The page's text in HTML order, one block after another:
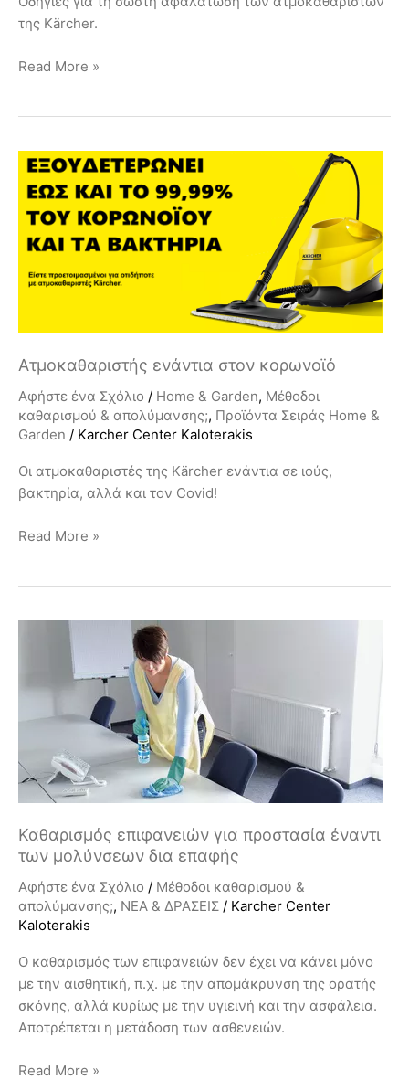
της Kärcher.
Read More »
Ατμοκαθαριστής ενάντια στον κορωνοϊό
Αφήστε ένα Σχόλιο / Home & Garden, Μέθοδοι
καθαρισμού & απολύμανσης;, Προϊόντα Σειράς Home &
Garden / Karcher Center Kaloterakis
Οι ατμοκαθαριστές της Kärcher ενάντια σε ιούς,
βακτηρία, αλλά και τον Covid!
Ατμοκαθαριστής
ενάντια
στον
κορωνοϊό
Read More »
Καθαρισμός επιφανειών για προστασία έναντι
των μολύνσεων δια επαφής
Αφήστε ένα Σχόλιο / Μέθοδοι καθαρισμού &
απολύμανσης;, ΝΕΑ & ΔΡΑΣΕΙΣ / Karcher Center
Kaloterakis
Ο καθαρισμός των επιφανειών δεν έχει να κάνει μόνο
με την αισθητική, π.χ. με την απομάκρυνση της ορατής
σκόνης, αλλά κυρίως με την υγιεινή και την ασφάλεια.
Αποτρέπεται η μετάδοση των ασθενειών.
προστασία
έναντι
μολύνσεων
δια
επαφής
Read More »